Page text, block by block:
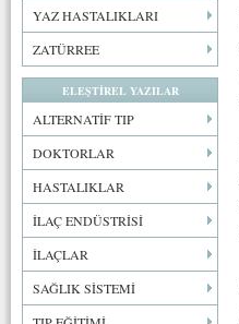
YAZ HASTALIKLARI
ZATÜRREE
ELEŞTİREL YAZILAR
ALTERNATİF TIP
DOKTORLAR
HASTALIKLAR
İLAÇ ENDÜSTRİSİ
İLAÇLAR
SAĞLIK SİSTEMİ